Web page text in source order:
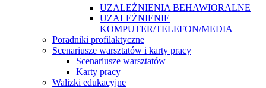
UZALEŻNIENIA BEHAWIORALNE
UZALEŻNIENIE
KOMPUTER/TELEFON/MEDIA
Poradniki profilaktyczne
Scenariusze warsztatów i karty pracy
Scenariusze warsztatów
Karty pracy
Walizki edukacyjne